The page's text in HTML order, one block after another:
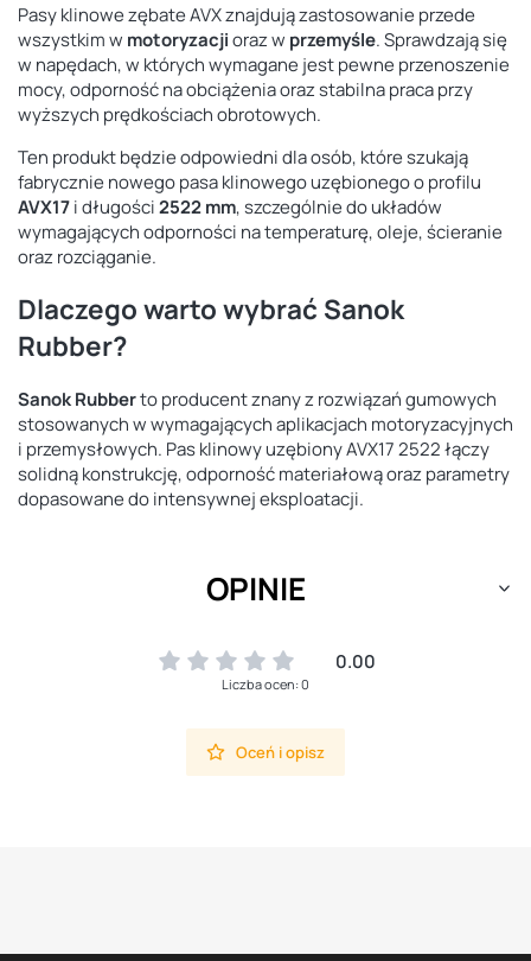
Pasy klinowe zębate AVX znajdują zastosowanie przede
wszystkim w motoryzacjioraz w przemyśle. Sprawdzają się
w napędach, w których wymagane jest pewne przenoszenie
mocy, odporność na obciążenia oraz stabilna praca przy
wyższych prędkościach obrotowych.
Ten produkt będzie odpowiedni dla osób, które szukają
fabrycznie nowego pasa klinowego uzębionego o profilu
AVX17i długości2522 mm, szczególnie do układów
wymagających odporności na temperaturę, oleje, ścieranie
oraz rozciąganie.
Dlaczego warto wybrać Sanok
Rubber?
Sanok Rubberto producent znany z rozwiązań gumowych
stosowanych w wymagających aplikacjach motoryzacyjnych
i przemysłowych. Pas klinowy uzębiony AVX17 2522 łączy
solidną konstrukcję, odporność materiałową oraz parametry
dopasowane do intensywnej eksploatacji.
OPINIE
0.00
Liczba ocen: 0
Oceń i opisz